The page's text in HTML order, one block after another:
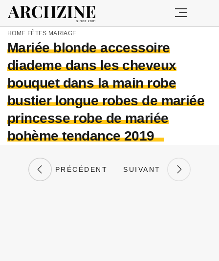
HOME FÊTES MARIAGE
Mariée blonde accessoire
diademe dans les cheveux
bouquet dans la main robe
bustier longue robes de mariée
princesse robe de mariée
bohème tendance 2019
PRÉCÉDENT SUIVANT